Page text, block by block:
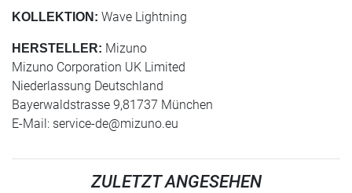
KOLLEKTION: Wave Lightning
HERSTELLER: Mizuno
Mizuno Corporation UK Limited
Niederlassung Deutschland
Bayerwaldstrasse 9,81737 München
E-Mail: service-de@mizuno.eu
ZULETZT ANGESEHEN